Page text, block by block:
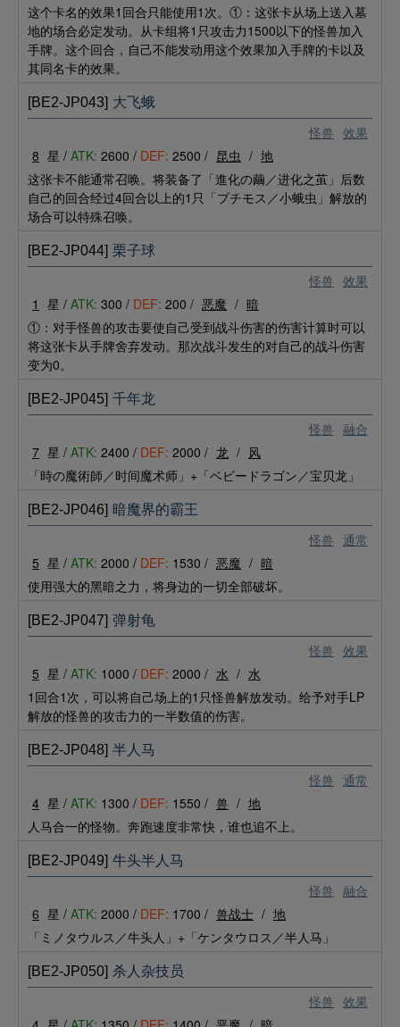
这个卡名的效果1回合只能使用1次。①：这张卡从场上送入墓
地的场合必定发动。从卡组将1只攻击力1500以下的怪兽加入
手牌。这个回合，自己不能发动用这个效果加入手牌的卡以及
其同名卡的效果。
怪兽 效果
[BE2-JP043] 大飞蛾
8 星 / ATK: 2600 / DEF: 2500 / 昆虫 / 地
这张卡不能通常召唤。将装备了「進化の繭／进化之茧」后数
自己的回合经过4回合以上的1只「プチモス／小蛾虫」解放的
场合可以特殊召唤。
怪兽 效果
[BE2-JP044] 栗子球
1 星 / ATK: 300 / DEF: 200 / 恶魔 / 暗
①：对手怪兽的攻击要使自己受到战斗伤害的伤害计算时可以
将这张卡从手牌舍弃发动。那次战斗发生的对自己的战斗伤害
变为0。
怪兽 融合
[BE2-JP045] 千年龙
7 星 / ATK: 2400 / DEF: 2000 / 龙 / 风
「時の魔術師／时间魔术师」+「ベビードラゴン／宝贝龙」
怪兽 通常
[BE2-JP046] 暗魔界的霸王
5 星 / ATK: 2000 / DEF: 1530 / 恶魔 / 暗
使用强大的黑暗之力，将身边的一切全部破坏。
怪兽 效果
[BE2-JP047] 弹射龟
5 星 / ATK: 1000 / DEF: 2000 / 水 / 水
1回合1次，可以将自己场上的1只怪兽解放发动。给予对手LP
解放的怪兽的攻击力的一半数值的伤害。
怪兽 通常
[BE2-JP048] 半人马
4 星 / ATK: 1300 / DEF: 1550 / 兽 / 地
人马合一的怪物。奔跑速度非常快，谁也追不上。
怪兽 融合
[BE2-JP049] 牛头半人马
6 星 / ATK: 2000 / DEF: 1700 / 兽战士 / 地
「ミノタウルス／牛头人」+「ケンタウロス／半人马」
怪兽 效果
[BE2-JP050] 杀人杂技员